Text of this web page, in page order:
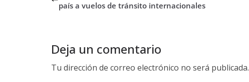
país a vuelos de tránsito internacionales
Deja un comentario
Tu dirección de correo electrónico no será publicada.